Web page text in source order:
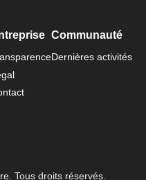
Communauté
Dernières activités
Tous droits réservés.